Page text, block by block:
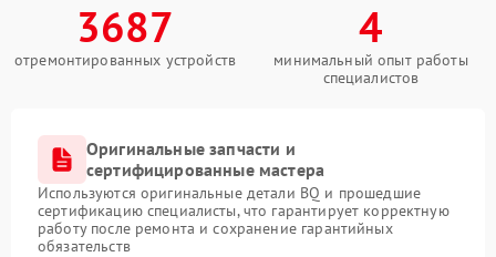
3687
отремонтированных устройств
4
минимальный опыт работы
специалистов
Оригинальные запчасти и
сертифицированные мастера
Используются оригинальные детали BQ и прошедшие
сертификацию специалисты, что гарантирует корректную
работу после ремонта и сохранение гарантийных
обязательств